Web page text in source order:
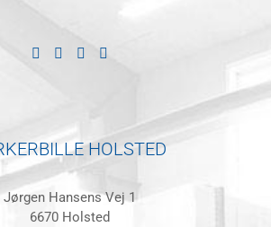
HOLSTED
Jørgen Hansens Vej 1
6670 Holsted